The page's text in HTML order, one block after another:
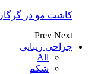
کاشت مو در
Prev Next
جراحی زیبایی
All
شکم